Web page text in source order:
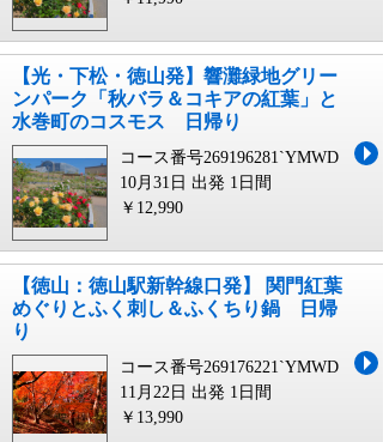
【光・下松・徳山発】響灘緑地グリー
ンパーク「秋バラ＆コキアの紅葉」と
水巻町のコスモス 日帰り
コース番号269196281`YMWD
10月31日 出発 1日間
￥12,990
【徳山：徳山駅新幹線口発】 関門紅葉
めぐりとふく刺し＆ふくちり鍋 日帰
り
コース番号269176221`YMWD
11月22日 出発 1日間
￥13,990